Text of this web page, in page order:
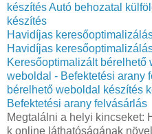
készítésAutó behozatal
készítés
Havidíjas
Havidíjas
Keresőoptimalizált bérelhető
weboldal - Befektetési arany
bérelhető weboldal készítés
Befektetési arany felvásárlás
Megtalálni a helyi kincseket:
k online láthatóságának